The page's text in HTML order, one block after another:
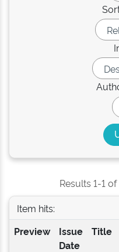
Results 1-1
Item hits:
Preview
Issue
Date
Title